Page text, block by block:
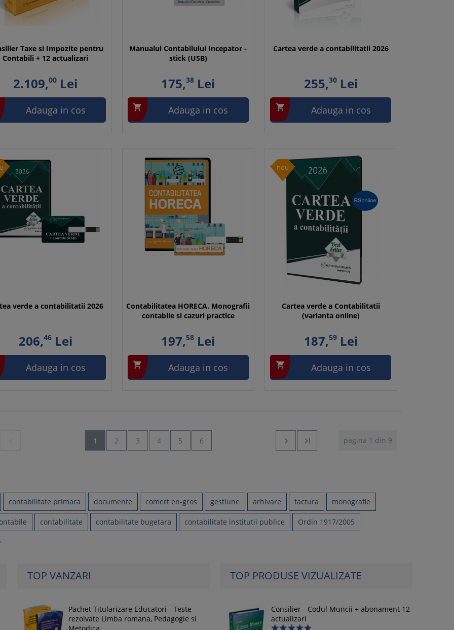
Taxe si Impozite pentru
Contabili + 12 actualizari
2.109,00 Lei
Adauga in cos
Manualul Contabilului Incepator -
stick (USB)
175,38 Lei
 Adauga in cos
Cartea verde a contabilitatii 2026
255,30Lei
 Adauga in cos
verde a contabilitatii 2026
206,46Lei
Adauga in cos
Contabilitatea HORECA. Monografii
contabile si cazuri practice
197,58 Lei
 Adauga in cos
nou
Cartea verde a Contabilitatii
(varianta online)
187,59Lei
 Adauga in cos
1 2 3 4 5 6 pagina 1 din 9


contabilitate primara documente comert en-gros gestiune arhivare factura monografie
contabilitate contabilitate bugetara contabilitate institutii publice Ordin 1917/2005
TOP VANZARI
Pachet Titularizare Educatori - Teste
rezolvate Limba romana, Pedagogie si
TOP PRODUSE VIZUALIZATE
Consilier - Codul Muncii + abonament 12
actualizari